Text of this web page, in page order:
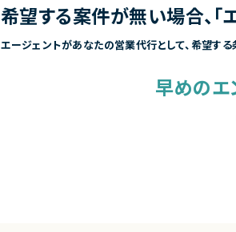
希望する案件が無い場合、「
エージェントがあなたの営業代行として、希望する
早めのエ